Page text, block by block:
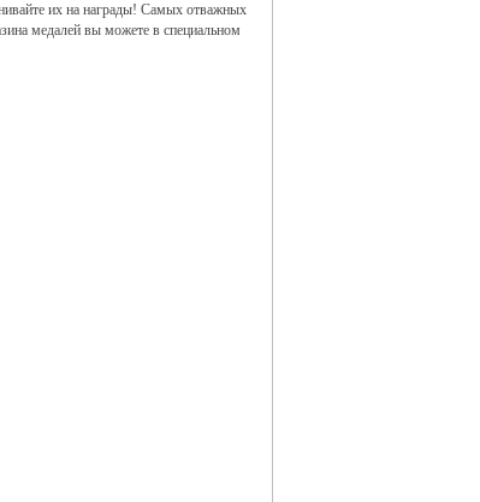
их на награды! Самых отважных
медалей вы можете в специальном